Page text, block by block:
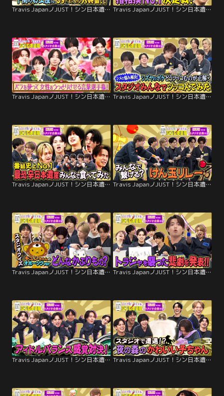
Travis JapanノJUST！シン日本遺産（2026/03/18放送分）＃31 Travis JapanノJUST！シン日本遺産（2026/03/11放送分）＃30
Travis JapanノJUST！シン日本遺産（2026/03/04放送分）＃29 Travis JapanノJUST！シン日本遺産（2026/02/25放送分）＃28
Travis JapanノJUST！シン日本遺産（2026/02/18放送分）＃27 Travis JapanノJUST！シン日本遺産（2026/02/11放送分）＃26
Travis JapanノJUST！シン日本遺産（2026/02/04放送分）＃25 Travis JapanノJUST！シン日本遺産（2026/01/28放送分）＃24
Travis JapanノJUST！シン日本遺産（2026/01/21放送分）＃23 Travis JapanノJUST！シン日本遺産（2026/01/14放送分）＃22